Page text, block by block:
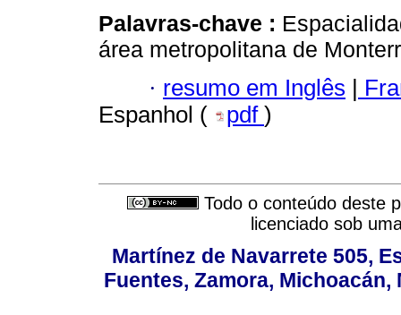
Palavras-chave :
área metropolitana de
· resumo em Inglês |
Espanhol (
pdf )
Todo o conteúdo deste
licenciado sob
Martínez de Navarrete 505,
Fuentes, Zamora, Michoacán,